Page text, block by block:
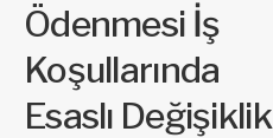
Ödenmesi İş
Koşullarında
Esaslı Değişiklik